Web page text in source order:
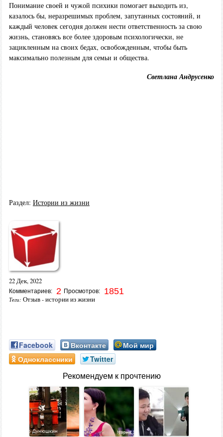
Понимание своей и чужой психики помогает выходить из,
казалось бы, неразрешимых проблем, запутанных состояний, и
каждый человек сегодня должен нести ответственность за свою
жизнь, становясь все более здоровым психологически, не
зацикленным на своих бедах, освобожденным, чтобы быть
максимально полезным для семьи и общества.
Светлана Андрусенко
Раздел: Истории из жизни
22 Дек, 2022
Комментариев: 2 Просмотров: 1851
Теги: Отзыв - истории из жизни
Facebook Вконтакте
Мой мир
Одноклассники
Twitter
Рекомендуем к прочтению